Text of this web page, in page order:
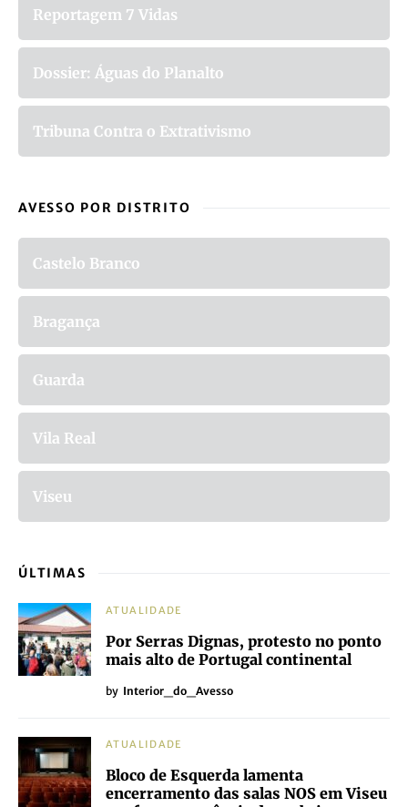
Reportagem 7 Vidas
Dossier: Águas do Planalto
Tribuna Contra o Extrativismo
AVESSO POR DISTRITO
Castelo Branco
Bragança
Guarda
Vila Real
Viseu
ÚLTIMAS
ATUALIDADE
Por Serras Dignas, protesto no ponto
mais alto de Portugal continental
by Interior_do_Avesso
ATUALIDADE
Bloco de Esquerda lamenta
encerramento das salas NOS em Viseu